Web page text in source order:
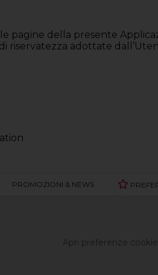
pagine della presente
riservatezza adottate
PROMOZIONI & NEWS
Apri preferenze cookie